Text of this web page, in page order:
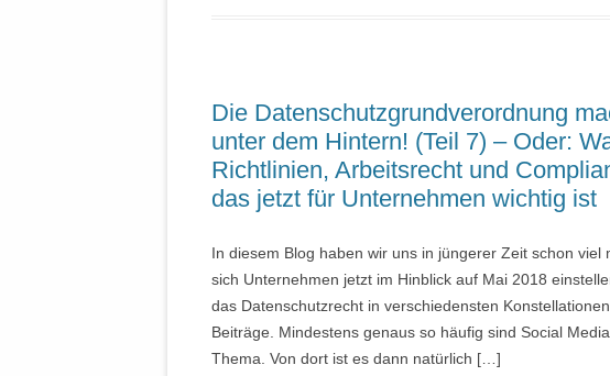
Die Datenschutzgrundverordnung
unter dem Hintern! (Teil 7) – Oder:
Richtlinien, Arbeitsrecht und
das jetzt für Unternehmen wichtig ist
In diesem Blog haben wir uns in jüngerer Zeit schon
sich Unternehmen jetzt im Hinblick auf Mai 2018
das Datenschutzrecht in verschiedensten
Beiträge. Mindestens genaus so häufig sind Social
Thema. Von dort ist es dann natürlich […]